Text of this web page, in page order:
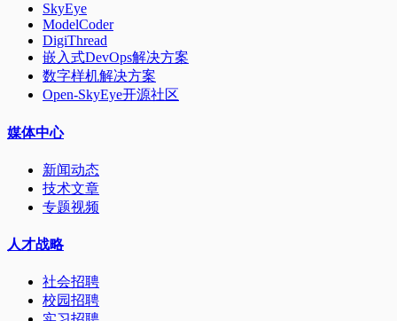
SkyEye
ModelCoder
DigiThread
嵌入式DevOps解决方案
数字样机解决方案
Open-SkyEye开源社区
媒体中心
新闻动态
技术文章
专题视频
人才战略
社会招聘
校园招聘